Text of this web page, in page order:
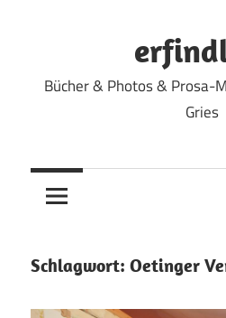
Bücher & Photos & Prosa-
Gries
Schlagwort: Oetinger